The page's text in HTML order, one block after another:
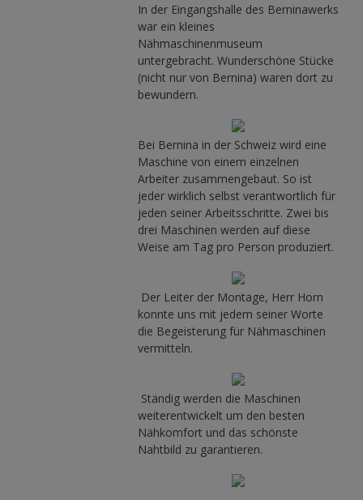
In der Eingangshalle des Berninawerks
war ein kleines
Nähmaschinenmuseum
untergebracht. Wunderschöne Stücke
(nicht nur von Bernina) waren dort zu
bewundern.
Bei Bernina in der Schweiz wird eine
Maschine von einem einzelnen
Arbeiter zusammengebaut. So ist
jeder wirklich selbst verantwortlich für
jeden seiner Arbeitsschritte. Zwei bis
drei Maschinen werden auf diese
Weise am Tag pro Person produziert.
Der Leiter der Montage, Herr Horn
konnte uns mit jedem seiner Worte
die Begeisterung für Nähmaschinen
vermitteln.
Ständig werden die Maschinen
weiterentwickelt um den besten
Nähkomfort und das schönste
Nahtbild zu garantieren.